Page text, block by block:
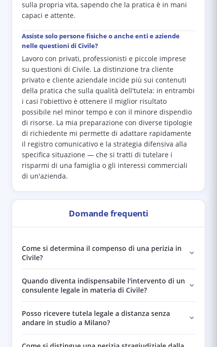
sulla propria vita, sapendo che la pratica è in mani
capaci e attente.
Assiste solo persone fisiche o anche enti e aziende
nelle questioni di Civile?
Lavoro con privati, professionisti e piccole imprese
su questioni di Civile. La distinzione tra cliente
privato e cliente aziendale incide più sui contenuti
della pratica che sulla qualità dell'tutela: in entrambi
i casi l'obiettivo è ottenere il miglior risultato
possibile nel minor tempo e con il minore dispendio
di risorse. La mia preparazione con diverse tipologie
di richiedente mi permette di adattare rapidamente
il registro comunicativo e la strategia difensiva alla
specifica situazione — che si tratti di tutelare i
risparmi di una famiglia o gli interessi commerciali
di un'azienda.
Domande frequenti
Come si determina il compenso di una perizia in
Civile?
Quando diventa indispensabile l'intervento di un
consulente legale in materia di Civile?
Posso ricevere tutela legale a distanza senza
andare in studio a Milano?